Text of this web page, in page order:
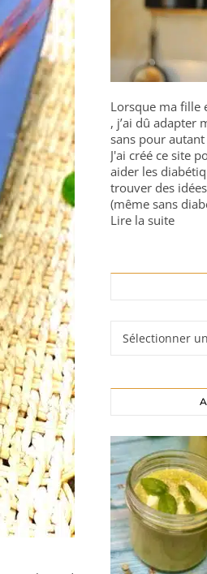
Lorsque ma fille
, j’ai dû adapter
sans pour
J'ai créé ce site
aider les
trouver des
(même sans
Lire la suite